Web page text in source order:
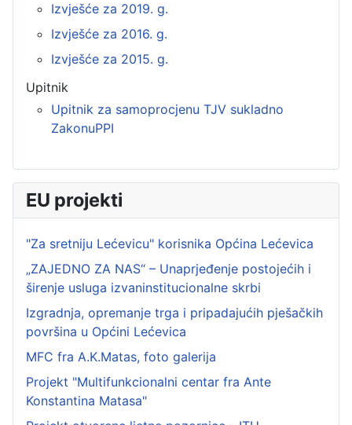
Izvješće za 2019. g.
Izvješće za 2016. g.
Izvješće za 2015. g.
Upitnik
Upitnik za samoprocjenu TJV sukladno
ZakonuPPI
EU projekti
"Za sretniju Lećevicu" korisnika Općina Lećevica
„ZAJEDNO ZA NAS“ – Unaprjeđenje postojećih i
širenje usluga izvaninstitucionalne skrbi
Izgradnja, opremanje trga i pripadajućih pješačkih
površina u Općini Lećevica
MFC fra A.K.Matas, foto galerija
Projekt "Multifunkcionalni centar fra Ante
Konstantina Matasa"